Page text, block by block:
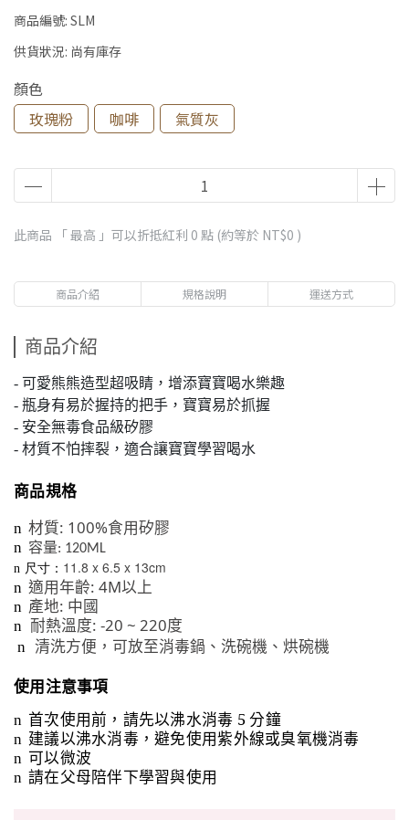
商品編號: SLM
供貨狀況: 尚有庫存
顏色
玫瑰粉
咖啡 氣質灰
此商品 「 最高 」可以折抵紅利 0 點 (約等於 NT$0 )
商品介紹 規格說明 運送方式
商品介紹
- 可愛熊熊造型超吸睛，增添寶寶喝水樂趣
- 瓶身有易於握持的把手，寶寶易於抓握
- 安全無毒食品級矽膠
- 材質不怕摔裂，適合讓寶寶學習喝水
商品規格
n 材質: 100%食用矽膠
n 容量: 120ML
n 尺寸： 11.8 x 6.5 x 13cm
n 適用年齡: 4M以上
n 產地: 中國
n 耐熱溫度: -20 ~ 220度
n 清洗方便，可放至消毒鍋、洗碗機、烘碗機
使用注意事項
n 首次使用前，請先以沸水消毒 5分鐘
n 建議以沸水消毒，避免使用紫外線或臭氧機消毒
n 可以微波
n 請在父母陪伴下學習與使用